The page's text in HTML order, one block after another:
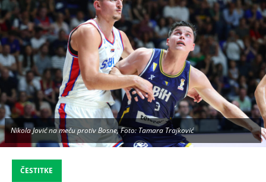
Nikola Jović na meču protiv Bosne, Foto: Tamara Trajković
ČESTITKE